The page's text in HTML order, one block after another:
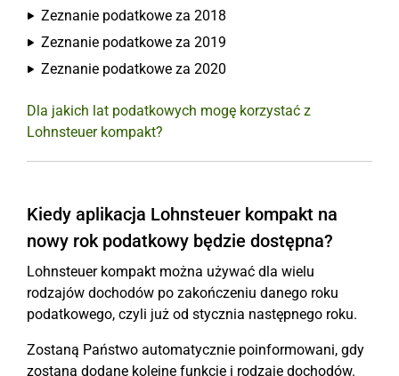
Zeznanie podatkowe za 2018
Zeznanie podatkowe za 2019
Zeznanie podatkowe za 2020
Dla jakich lat podatkowych mogę korzystać z
Lohnsteuer kompakt?
Kiedy aplikacja Lohnsteuer kompakt na
nowy rok podatkowy będzie dostępna?
Lohnsteuer kompakt można używać dla wielu
rodzajów dochodów po zakończeniu danego roku
podatkowego, czyli już od stycznia następnego roku.
Zostaną Państwo automatycznie poinformowani, gdy
zostaną dodane kolejne funkcje i rodzaje dochodów.